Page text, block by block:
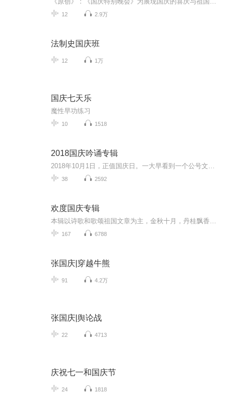
12 2.9万
法制史国庆班
12 1万
国庆七天乐
魔性早功练习
10 1518
2018国庆吟诵专辑
38 2592
欢度国庆专辑
167 6788
张国庆|穿越牛熊
91 4.2万
张国庆|舆论战
22 4713
庆祝七一和国庆节
24 1818